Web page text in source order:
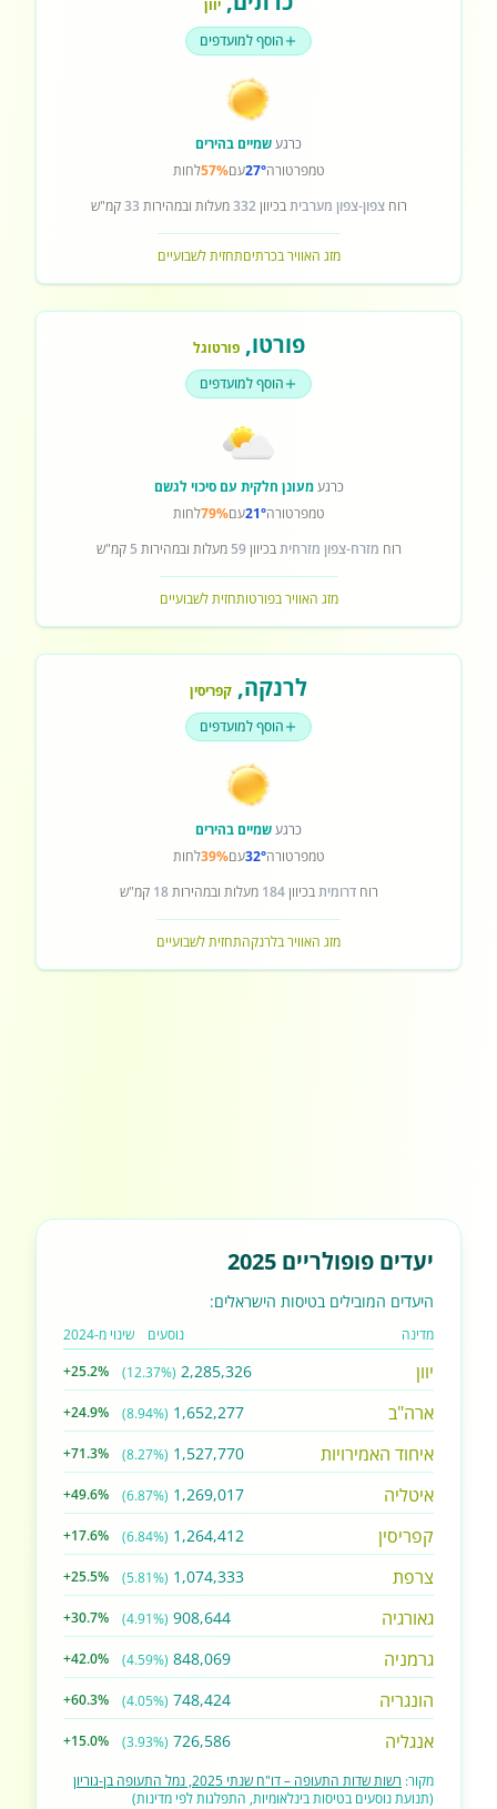
יוון
הוסף למועדפים
כרגעשמיים בהירים
טמפרטורה27°עם57%לחות
רוחצפון-צפון מערביתבכיוון332מעלות ובמהירות 33קמ"ש
מזג האוויר בכרתיםתחזית לשבועיים
פורטו,פורטוגל
הוסף למועדפים
כרגעמעונן חלקית עם סיכוי לגשם
טמפרטורה21°עם79%לחות
רוח מזרח-צפון מזרחיתבכיוון59 מעלות ובמהירות 5 קמ"ש
מזג האוויר בפורטותחזית לשבועיים
לרנקה, קפריסין
הוסף למועדפים
כרגעשמיים בהירים
טמפרטורה32°עם39%לחות
רוחדרומיתבכיוון184 מעלות ובמהירות18 קמ"ש
מזג האוויר בלרנקהתחזית לשבועיים
יעדים פופולריים 2025
היעדים המובילים בטיסות הישראלים:
מדינה נוסעים שינוי מ-2024
יוון 2,285,326
(12.37%)
+25.2%
ארה"ב 1,652,277
(8.94%)
+24.9%
איחוד האמירויות 1,527,770
(8.27%)
+71.3%
איטליה 1,269,017
(6.87%)
+49.6%
קפריסין 1,264,412
(6.84%)
+17.6%
צרפת 1,074,333
(5.81%)
+25.5%
גאורגיה 908,644
(4.91%)
+30.7%
גרמניה 848,069
(4.59%)
+42.0%
הונגריה 748,424
(4.05%)
+60.3%
אנגליה 726,586
(3.93%)
+15.0%
מקור: רשות שדות התעופה – דו"ח שנתי 2025, נמל התעופה בן-גוריון
(תנועת נוסעים בטיסות בינלאומיות, התפלגות לפי מדינות)